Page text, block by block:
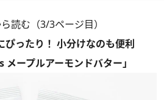
読む（3/3ページ目）
ぴったり！ 小分けなのも便利
ープルアーモンドバター」